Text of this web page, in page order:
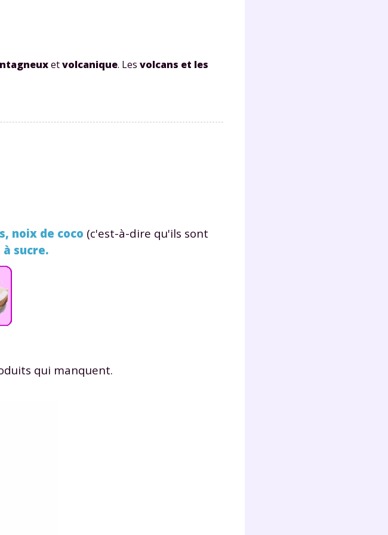
etvolcanique. Les volcans et les
noix de coco (c'est-à-dire qu'ils sont
à sucre.
qui manquent.